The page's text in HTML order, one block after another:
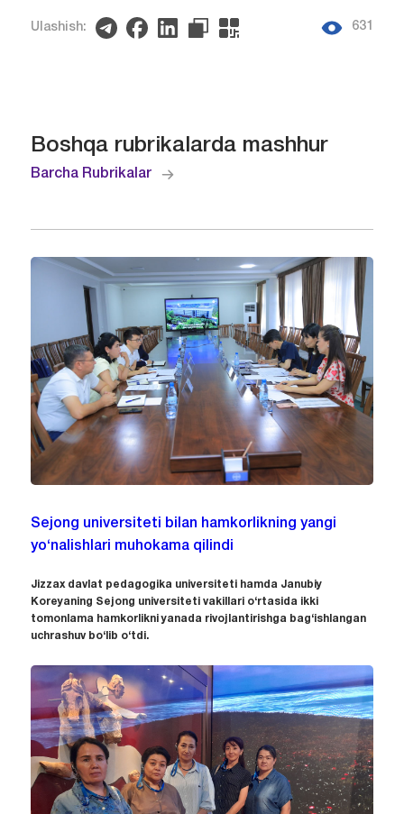
Ulashish: 631
Boshqa rubrikalarda mashhur
Barcha Rubrikalar
Sejong universiteti bilan hamkorlikning yangi
yo‘nalishlari muhokama qilindi
Jizzax davlat pedagogika universiteti hamda Janubiy
Koreyaning Sejong universiteti vakillari o‘rtasida ikki
tomonlama hamkorlikni yanada rivojlantirishga bag‘ishlangan
uchrashuv bo‘lib o‘tdi.